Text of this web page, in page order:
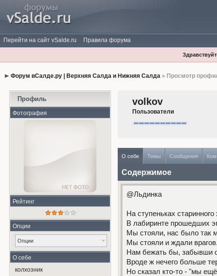
Перейти на сайт vSalde.ru Правила форума
Форум вСалде.ру | Верхняя Салда и Нижняя Салда» Просмотр
Профиль
Фотография
Рейтинг
Опции
Опции
О себе
колxозник
volkov
Пользователи
О себе Темы Сообщения
Содержимое
@Льдинка
На ступеньках старинного
В лабиринте прошедших
Мы стояли, нас было так
Мы стояли и ждали
Нам бежать бы, забывши
Вроде ж нечего больше
Но сказал кто-то - "мы